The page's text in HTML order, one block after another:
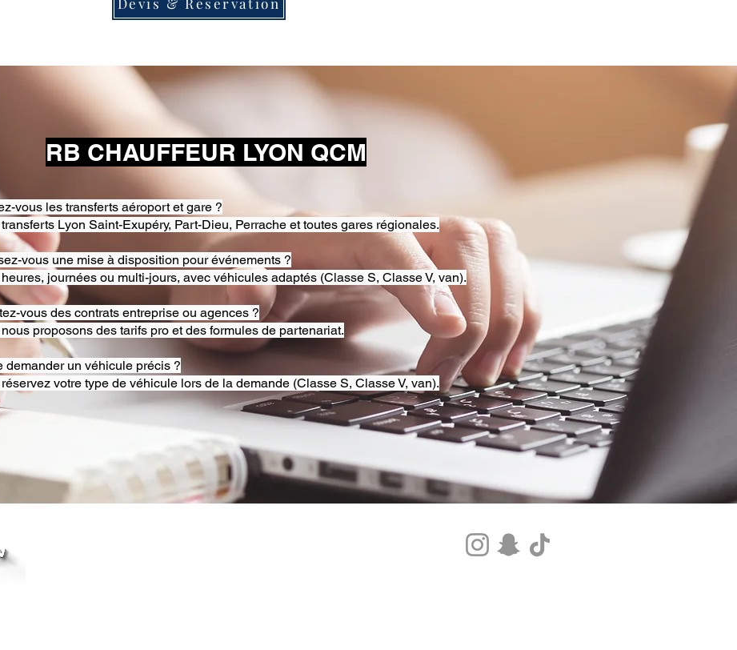
RB CHAUFFEUR LYON QCM
vous les transferts aéroport et gare ?
Lyon Saint-Exupéry, Part-Dieu, Perrache et toutes gares régionales.
vous une mise à disposition pour événements ?
journées ou multi-jours, avec véhicules adaptés (Classe S, Classe V, van).
vous des contrats entreprise ou agences ?
proposons des tarifs pro et des formules de partenariat.
demander un véhicule précis ?
votre type de véhicule lors de la demande (Classe S, Classe V, van).